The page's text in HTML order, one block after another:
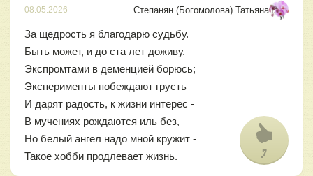
08.05.2026 Степанян (Богомолова) Татьяна
За щедрость я благодарю судьбу.
Быть может, и до ста лет доживу.
Экспромтами в деменцией борюсь;
Эксперименты побеждают грусть
И дарят радость, к жизни интерес -
В мучениях рождаются иль без,
Но белый ангел надо мной кружит -
Такое хобби продлевает жизнь.
7